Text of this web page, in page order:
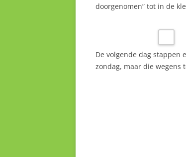
doorgenomen” tot in de
De volgende dag stappen
zondag, maar die wegens